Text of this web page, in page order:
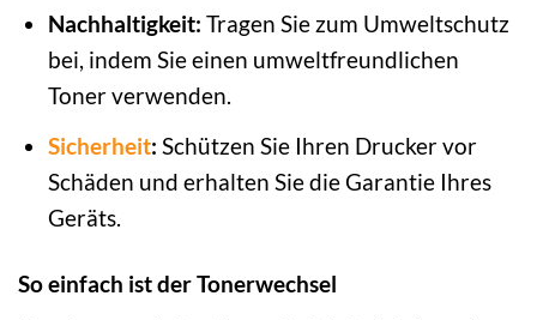
Nachhaltigkeit: Tragen Sie zum Umweltschutz
bei, indem Sie einen umweltfreundlichen
Toner verwenden.
Sicherheit: Schützen Sie Ihren Drucker vor
Schäden und erhalten Sie die Garantie Ihres
Geräts.
So einfach ist der Tonerwechsel